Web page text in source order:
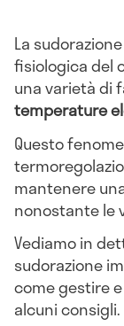
La
fisiologica del
una varietà di
temperature
Questo
mantenere
nonostante le
Vediamo in
sudorazione
come gestire
alcuni consigli.